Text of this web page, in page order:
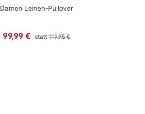
Damen Leinen-Pullover
Verkaufspreis:
99,99 € stattRegulärer Preis:
119,95 €